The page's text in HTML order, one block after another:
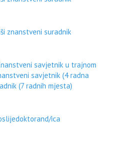
znanstveni suradnik
savjetnik u trajnom
savjetnik (4 radna
(7 radnih mjesta)
ica